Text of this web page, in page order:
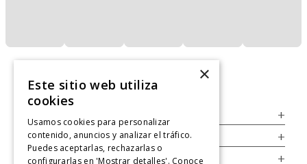
+
Legal +
Cuenta +
×
Este sitio web utiliza
cookies
Usamos cookies para personalizar
contenido, anuncios y analizar el tráfico.
Puedes aceptarlas, rechazarlas o
configurarlas en 'Mostrar detalles'. Conoce